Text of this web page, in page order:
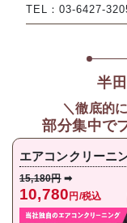
TEL：03-6427-
半
＼徹底的
部分集中で
エアコンクリーニ
15,180円 ➡
10,780円/税込